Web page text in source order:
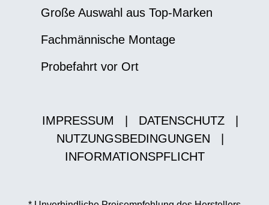
Große Auswahl aus Top-Marken
Fachmännische Montage
Probefahrt vor Ort
IMPRESSUM DATENSCHUTZ
NUTZUNGSBEDINGUNGEN
INFORMATIONSPFLICHT